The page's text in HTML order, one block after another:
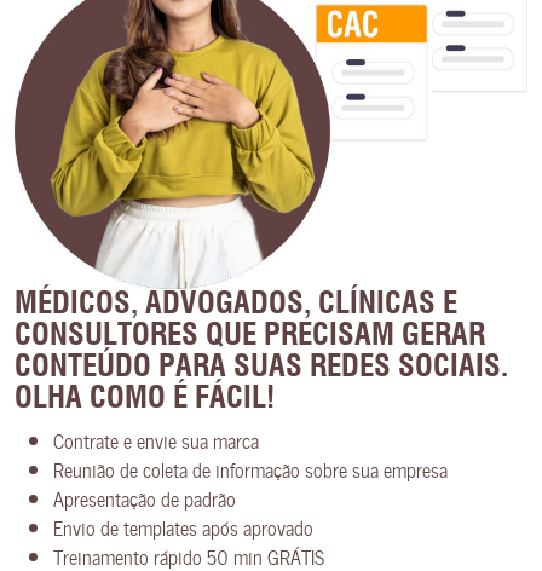
MÉDICOS, ADVOGADOS, CLÍNICAS E
CONSULTORES QUE PRECISAM GERAR
CONTEÚDO PARA SUAS REDES SOCIAIS.
OLHA COMO É FÁCIL!
Contrate e envie sua marca
Reunião de coleta de informação sobre sua empresa
Apresentação de padrão
Envio de templates após aprovado
Treinamento rápido 50 min GRÁTIS